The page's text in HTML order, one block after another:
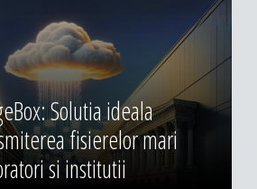
Solutia ideala
fisierelor mari
si institutii